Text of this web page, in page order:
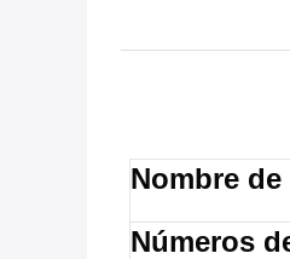
Nombre
Números